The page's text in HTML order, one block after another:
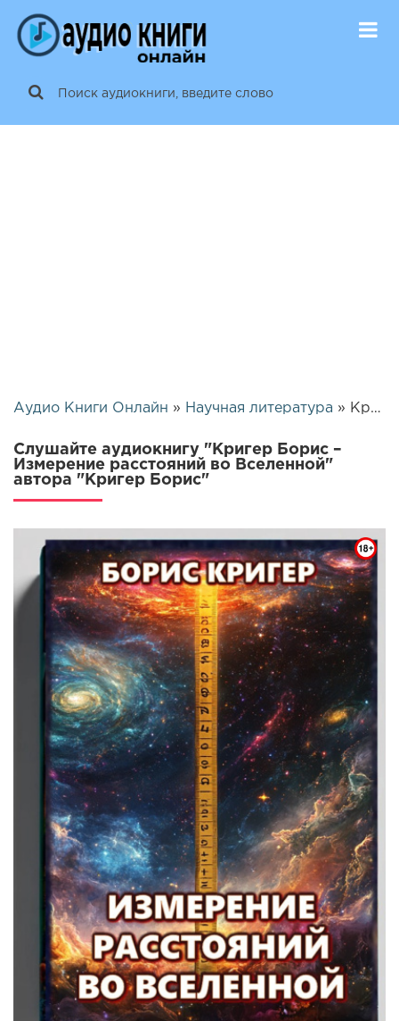
Аудио Книги Онлайн » Научная литература » Кригер Борис – Измерение расстояний во Вселенной | 17578
Слушайте аудиокнигу "Кригер Борис –
Измерение расстояний во Вселенной"
автора "Кригер Борис"